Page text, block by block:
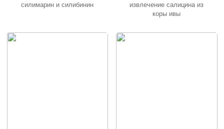
силимарин и силибинин
извлечение салицина из
коры ивы